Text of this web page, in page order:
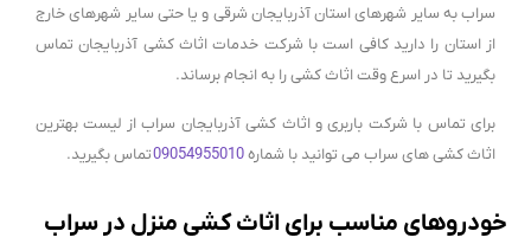
سراب به سایر شهرهای استان آذربایجان شرقی و یا حتی سایر شهرهای خارج
از استان را دارید کافی است با شرکت خدمات اثاث کشی آذربایجان تماس
بگیرید تا در اسرع وقت اثاث کشی را به انجام برساند.
برای تماس با شرکت باربری و اثاث کشی آذربایجان سراب از لیست بهترین
اثاث کشی های سراب می توانید با شماره09054955010تماس بگیرید.
خودروهای مناسب برای اثاث کشی منزل در سراب